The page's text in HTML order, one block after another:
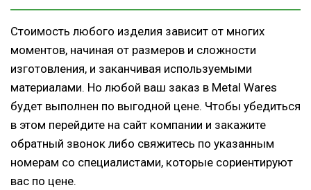
Стоимость любого изделия зависит от многих
моментов, начиная от размеров и сложности
изготовления, и заканчивая используемыми
материалами. Но любой ваш заказ в Metal Wares
будет выполнен по выгодной цене. Чтобы убедиться
в этом перейдите на сайт компании и закажите
обратный звонок либо свяжитесь по указанным
номерам со специалистами, которые сориентируют
вас по цене.